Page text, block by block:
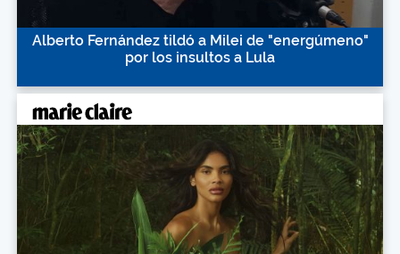
Alberto Fernández tildó a Milei de "energúmeno"
por los insultos a Lula